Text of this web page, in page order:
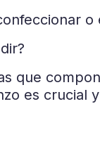
que
es crucial